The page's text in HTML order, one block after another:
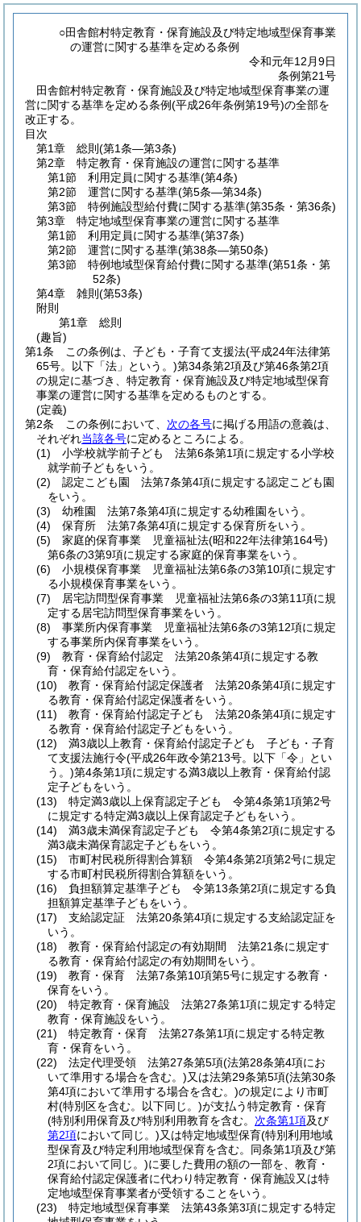
○田舎館村特定教育・保育施設及び特定地域型保育事業
の運営に関する基準を定める条例
令和元年12月9日
条例第21号
田舎館村特定教育・保育施設及び特定地域型保育事業の運
営に関する基準を定める条例(平成26年条例第19号)の全部を
改正する。
目次
第1章
総則 (第1条―第3条)
第2章
特定教育・保育施設の運営に関する基準
第1節
利用定員に関する基準(第4条)
第2節
運営に関する基準(第5条―第34条)
第3節
特例施設型給付費に関する基準(第35条・第36条)
第3章
特定地域型保育事業の運営に関する基準
第1節
利用定員に関する基準(第37条)
第2節
運営に関する基準(第38条―第50条)
第3節
特例地域型保育給付費に関する基準(第51条・第
52条)
第4章
雑則 (第53条)
附則
第1章
総則
(趣旨)
第1条
この条例は、子ども・子育て支援法(平成24年法律第
65号。以下「法」という。)第34条第2項及び第46条第2項
の規定に基づき、特定教育・保育施設及び特定地域型保育
事業の運営に関する基準を定めるものとする。
(定義)
第2条
この条例において、 次の各号に掲げる用語の意義は、
それぞれ当該各号に定めるところによる。
(1)
小学校就学前子ども 法第6条第1項に規定する小学校
就学前子どもをいう。
(2)
認定こども園 法第7条第4項に規定する認定こども園
をいう。
(3)
幼稚園 法第7条第4項に規定する幼稚園をいう。
(4)
保育所 法第7条第4項に規定する保育所をいう。
(5)
家庭的保育事業 児童福祉法(昭和22年法律第164号)
第6条の3第9項に規定する家庭的保育事業をいう。
(6)
小規模保育事業 児童福祉法第6条の3第10項に規定す
る小規模保育事業をいう。
(7)
居宅訪問型保育事業 児童福祉法第6条の3第11項に規
定する居宅訪問型保育事業をいう。
(8)
事業所内保育事業 児童福祉法第6条の3第12項に規定
する事業所内保育事業をいう。
(9)
教育・保育給付認定 法第20条第4項に規定する教
育・保育給付認定をいう。
(10)
教育・保育給付認定保護者 法第20条第4項に規定す
る教育・保育給付認定保護者をいう。
(11)
教育・保育給付認定子ども 法第20条第4項に規定す
る教育・保育給付認定子どもをいう。
(12)
満3歳以上教育・保育給付認定子ども 子ども・子育
て支援法施行令(平成26年政令第213号。以下「令」とい
う。)第4条第1項に規定する満3歳以上教育・保育給付認
定子どもをいう。
(13)
特定満3歳以上保育認定子ども 令第4条第1項第2号
に規定する特定満3歳以上保育認定子どもをいう。
(14)
満3歳未満保育認定子ども 令第4条第2項に規定する
満3歳未満保育認定子どもをいう。
(15)
市町村民税所得割合算額 令第4条第2項第2号に規定
する市町村民税所得割合算額をいう。
(16)
負担額算定基準子ども 令第13条第2項に規定する負
担額算定基準子どもをいう。
(17)
支給認定証 法第20条第4項に規定する支給認定証を
いう。
(18)
教育・保育給付認定の有効期間 法第21条に規定す
る教育・保育給付認定の有効期間をいう。
(19)
教育・保育 法第7条第10項第5号に規定する教育・
保育をいう。
(20)
特定教育・保育施設 法第27条第1項に規定する特定
教育・保育施設をいう。
(21)
特定教育・保育 法第27条第1項に規定する特定教
育・保育をいう。
(22)
法定代理受領 法第27条第5項(法第28条第4項にお
いて準用する場合を含む。)又は法第29条第5項(法第30条
第4項において準用する場合を含む。)の規定により市町
村(特別区を含む。以下同じ。)が支払う特定教育・保育
(特別利用保育及び特別利用教育を含む。 次条第1項及び
第2項において同じ。)又は特定地域型保育(特別利用地域
型保育及び特定利用地域型保育を含む。同条第1項及び第
2項において同じ。)に要した費用の額の一部を、教育・
保育給付認定保護者に代わり特定教育・保育施設又は特
定地域型保育事業者が受領することをいう。
(23)
特定地域型保育事業 法第43条第3項に規定する特定